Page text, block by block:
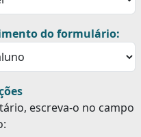
do formulário:
escreva-o no campo